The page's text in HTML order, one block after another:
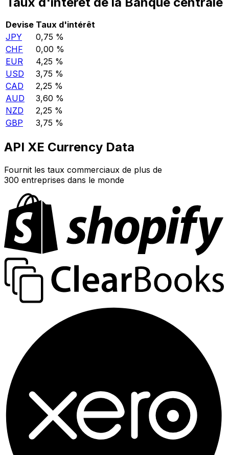
Devise Taux d'intérêt
JPY
0,75 %
CHF
0,00 %
EUR
4,25 %
USD
3,75 %
CAD
2,25 %
AUD
3,60 %
NZD
2,25 %
GBP
3,75 %
API XE Currency Data
Fournit les taux commerciaux de plus de
300 entreprises dans le monde